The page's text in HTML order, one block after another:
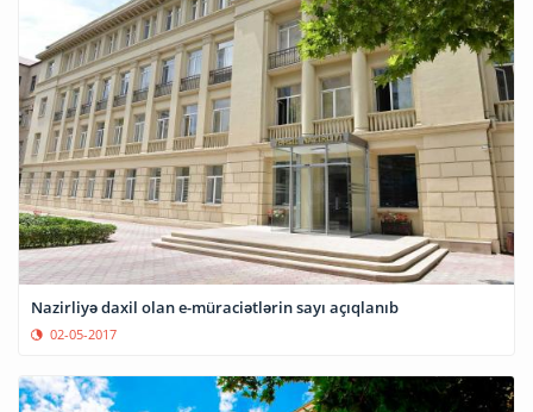
Nazirliyə daxil olan e-müraciətlərin sayı açıqlanıb
02-05-2017